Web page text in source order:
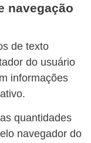
navegação
de texto
do usuário
informações
quantidades
navegador do